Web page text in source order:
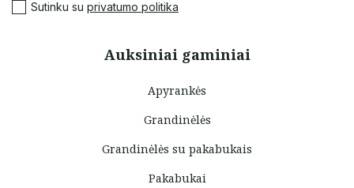
Auksiniai gaminiai
Apyrankės
Grandinėlės
Grandinėlės su pakabukais
Pakabukai
Sutinku su privatumo politika